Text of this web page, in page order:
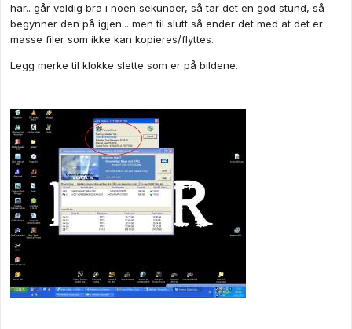
har.. går veldig bra i noen sekunder, så tar det en god stund, så
begynner den på igjen... men til slutt så ender det med at det er
masse filer som ikke kan kopieres/flyttes.
Legg merke til klokke slette som er på bildene.